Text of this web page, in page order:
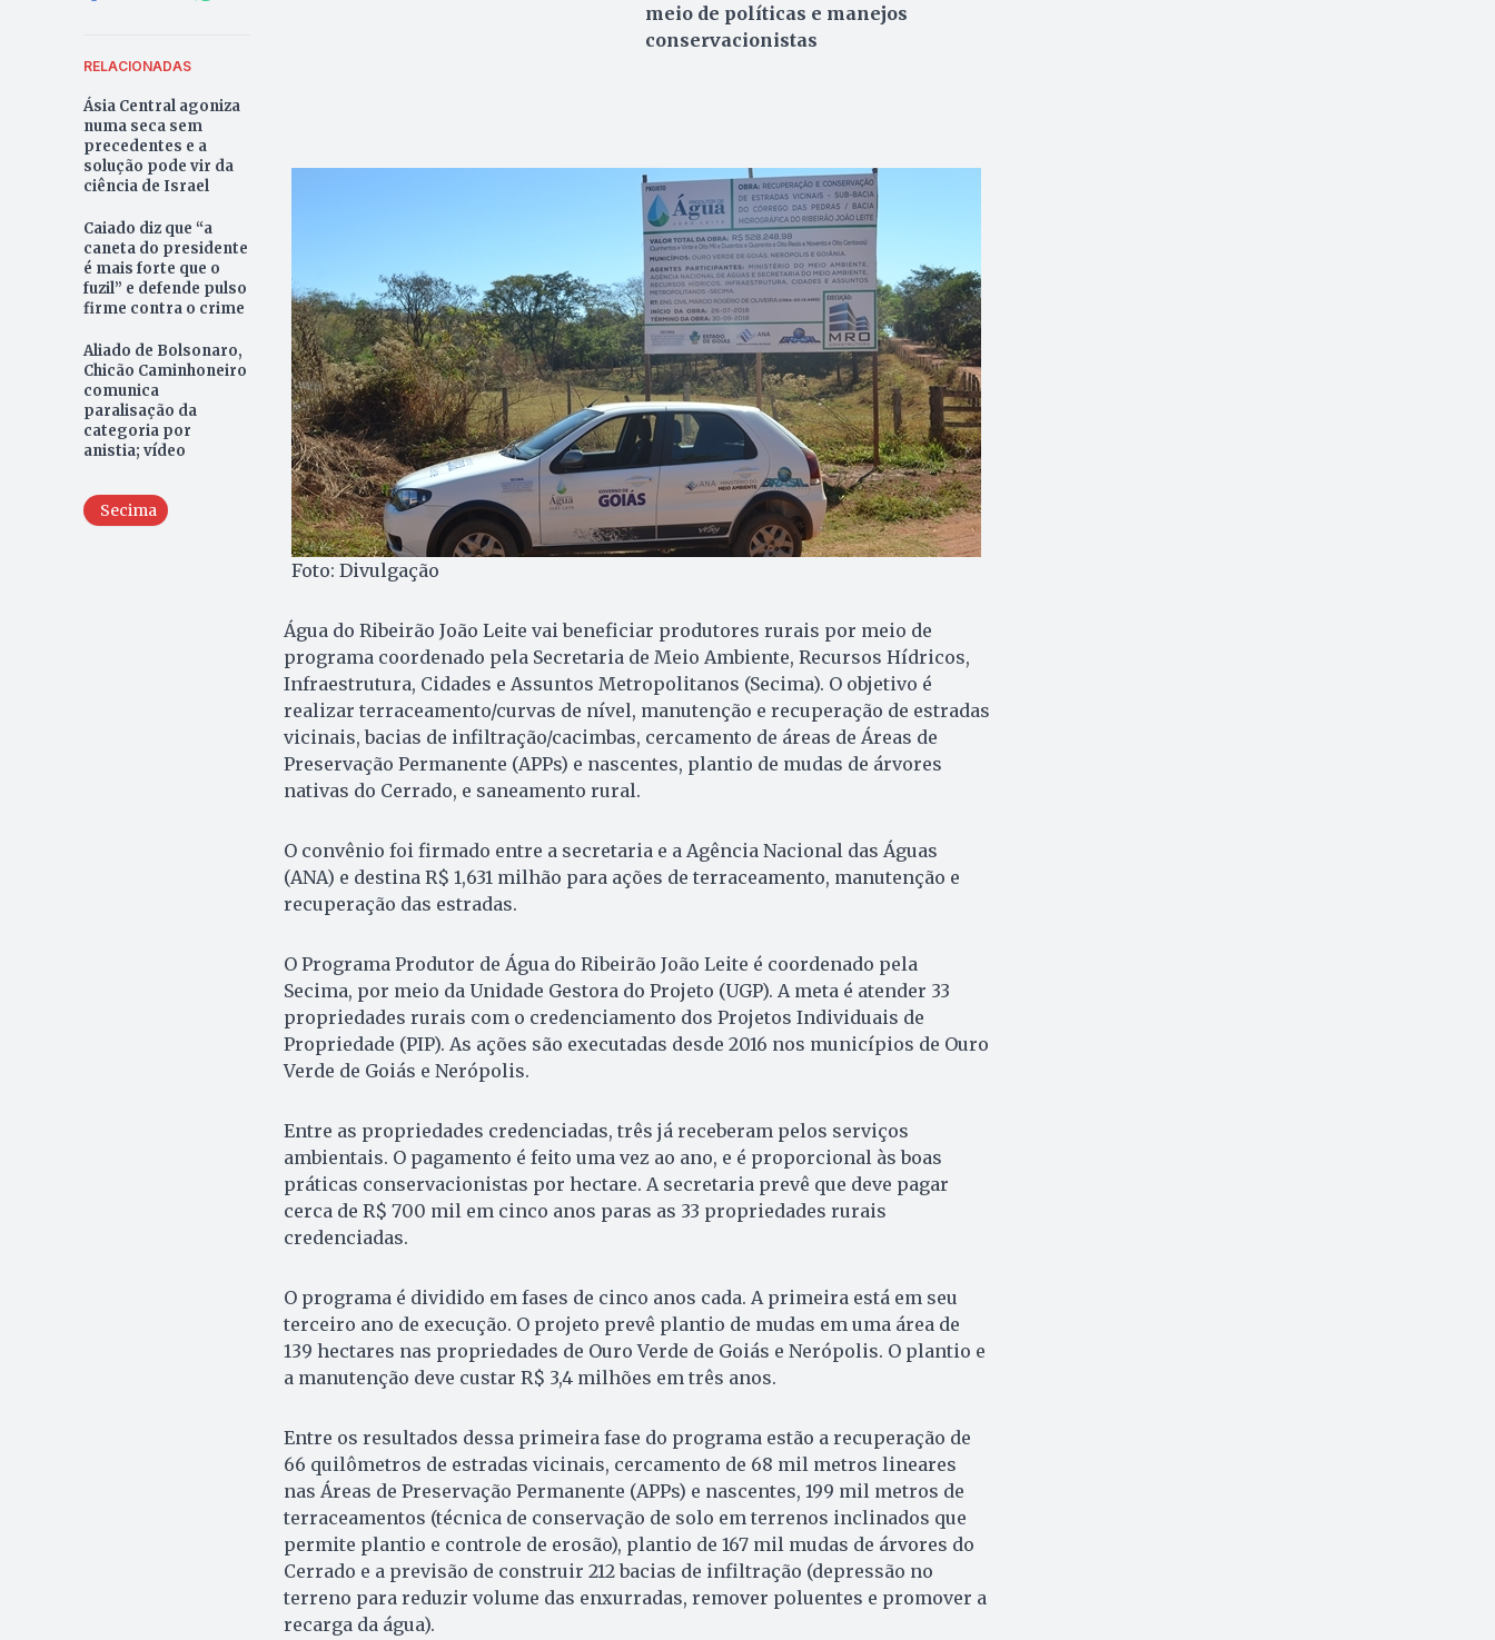
RELACIONADAS
Ásia Central agoniza
numa seca sem
precedentes e a
solução pode vir da
ciência de Israel
Caiado diz que “a
caneta do presidente
é mais forte que o
fuzil” e defende pulso
firme contra o crime
Aliado de Bolsonaro,
Chicão Caminhoneiro
comunica
paralisação da
categoria por
anistia; vídeo
Secima
meio de políticas e manejos
conservacionistas
Foto: Divulgação
Água do Ribeirão João Leite vai beneficiar produtores rurais por meio de
programa coordenado pela Secretaria de Meio Ambiente, Recursos Hídricos,
Infraestrutura, Cidades e Assuntos Metropolitanos (Secima). O objetivo é
realizar terraceamento/curvas de nível, manutenção e recuperação de estradas
vicinais, bacias de infiltração/cacimbas, cercamento de áreas de Áreas de
Preservação Permanente (APPs) e nascentes, plantio de mudas de árvores
nativas do Cerrado, e saneamento rural.
O convênio foi firmado entre a secretaria e a Agência Nacional das Águas
(ANA) e destina R$ 1,631 milhão para ações de terraceamento, manutenção e
recuperação das estradas.
O Programa Produtor de Água do Ribeirão João Leite é coordenado pela
Secima, por meio da Unidade Gestora do Projeto (UGP). A meta é atender 33
propriedades rurais com o credenciamento dos Projetos Individuais de
Propriedade (PIP). As ações são executadas desde 2016 nos municípios de Ouro
Verde de Goiás e Nerópolis.
Entre as propriedades credenciadas, três já receberam pelos serviços
ambientais. O pagamento é feito uma vez ao ano, e é proporcional às boas
práticas conservacionistas por hectare. A secretaria prevê que deve pagar
cerca de R$ 700 mil em cinco anos paras as 33 propriedades rurais
credenciadas.
O programa é dividido em fases de cinco anos cada. A primeira está em seu
terceiro ano de execução. O projeto prevê plantio de mudas em uma área de
139 hectares nas propriedades de Ouro Verde de Goiás e Nerópolis. O plantio e
a manutenção deve custar R$ 3,4 milhões em três anos.
Entre os resultados dessa primeira fase do programa estão a recuperação de
66 quilômetros de estradas vicinais, cercamento de 68 mil metros lineares
nas Áreas de Preservação Permanente (APPs) e nascentes, 199 mil metros de
terraceamentos (técnica de conservação de solo em terrenos inclinados que
permite plantio e controle de erosão), plantio de 167 mil mudas de árvores do
Cerrado e a previsão de construir 212 bacias de infiltração (depressão no
terreno para reduzir volume das enxurradas, remover poluentes e promover a
recarga da água).